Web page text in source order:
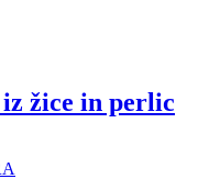
žice in perlic